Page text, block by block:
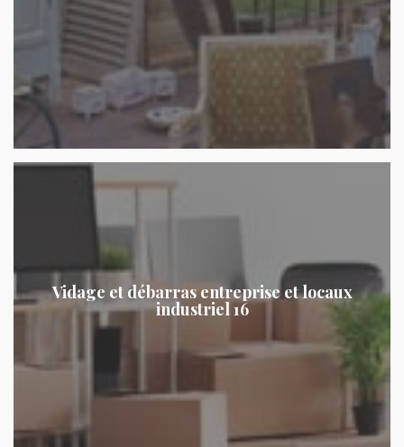
Vidage et débarras entreprise et locaux
industriel 16